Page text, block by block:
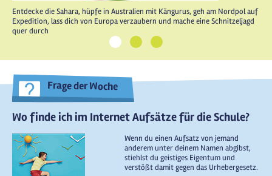
Entdecke die Sahara, hüpfe in Australien mit Kängurus, geh am Nordpol auf
Expedition, lass dich von Europa verzaubern und mache eine Schnitzeljagd
quer durch
1
2 3
Frage der Woche
Wo finde ich im Internet Aufsätze für die Schule?
Wenn du einen Aufsatz von jemand
anderem unter deinem Namen abgibst,
stiehlst du geistiges Eigentum und
verstößt damit gegen das Urhebergesetz.